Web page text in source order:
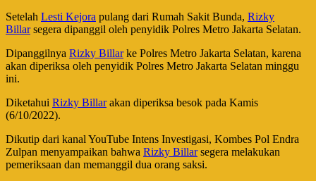
Setelah Lesti Kejora pulang dari Rumah Sakit Bunda, Rizky
Billarsegera dipanggil oleh penyidik Polres Metro Jakarta Selatan.
Dipanggilnya Rizky Billarke Polres Metro Jakarta Selatan, karena
akan diperiksa oleh penyidik Polres Metro Jakarta Selatan minggu
ini.
Diketahui Rizky Billarakan diperiksa besok pada Kamis
(6/10/2022).
Dikutip dari kanal YouTube Intens Investigasi, Kombes Pol Endra
Zulpan menyampaikan bahwa Rizky Billarsegera melakukan
pemeriksaan dan memanggil dua orang saksi.